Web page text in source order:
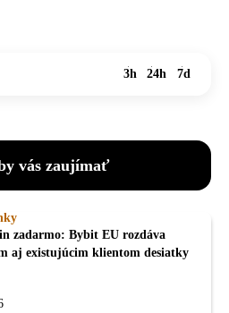
3h 24h 7d
vás zaujímať
zadarmo: Bybit EU rozdáva
aj existujúcim klientom desiatky